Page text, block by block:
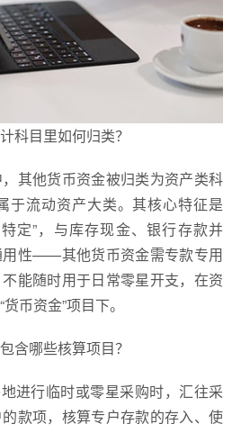
科目里如何归类？
其他货币资金被归类为资产类科
于流动资产大类。其核心特征是
定”，与库存现金、银行存款并
用性——其他货币资金需专款专用
能随时用于日常零星开支，在资
币资金”项目下。
含哪些核算项目？
进行临时或零星采购时，汇往采
款项，核算专户存款的存入、使